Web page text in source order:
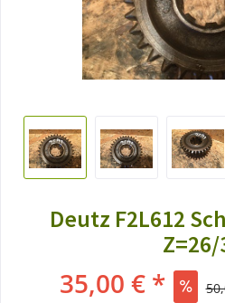
Deutz F2L612
Z=26/
35,00 € *